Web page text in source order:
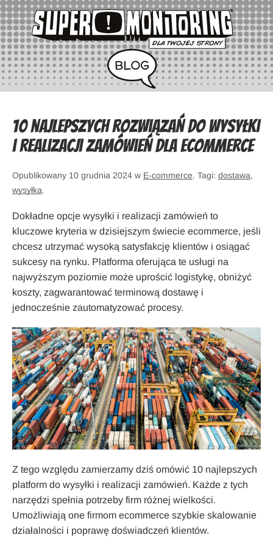
10 najlepszych rozwiązań do wysyłki
i realizacji zamówień dla ecommerce
Opublikowany 10 grudnia 2024 w E-commerce. Tagi: dostawa,
wysyłka.
Dokładne opcje wysyłki i realizacji zamówień to
kluczowe kryteria w dzisiejszym świecie ecommerce, jeśli
chcesz utrzymać wysoką satysfakcję klientów i osiągać
sukcesy na rynku. Platforma oferująca te usługi na
najwyższym poziomie może uprościć logistykę, obniżyć
koszty, zagwarantować terminową dostawę i
jednocześnie zautomatyzować procesy.
Z tego względu zamierzamy dziś omówić 10 najlepszych
platform do wysyłki i realizacji zamówień. Każde z tych
narzędzi spełnia potrzeby firm różnej wielkości.
Umożliwiają one firmom ecommerce szybkie skalowanie
działalności i poprawę doświadczeń klientów.